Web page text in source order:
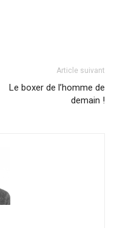
Article suivant
Le boxer de l’homme de
demain !